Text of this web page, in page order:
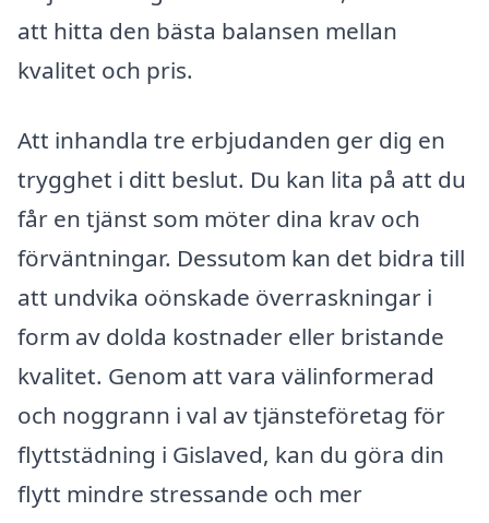
att hitta den bästa balansen mellan
kvalitet och pris.
Att inhandla tre erbjudanden ger dig en
trygghet i ditt beslut. Du kan lita på att du
får en tjänst som möter dina krav och
förväntningar. Dessutom kan det bidra till
att undvika oönskade överraskningar i
form av dolda kostnader eller bristande
kvalitet. Genom att vara välinformerad
och noggrann i val av tjänsteföretag för
flyttstädning i Gislaved, kan du göra din
flytt mindre stressande och mer